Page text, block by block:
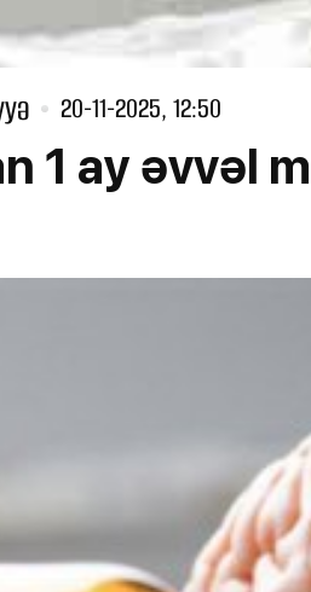
20-11-2025, 12:50
1 ay əvvəl